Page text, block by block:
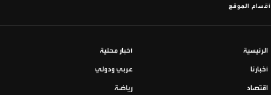
أقسام الموقع
الرئيسية أخبار محلية
أخبارنا عربي ودولي
اقتصاد رياضة